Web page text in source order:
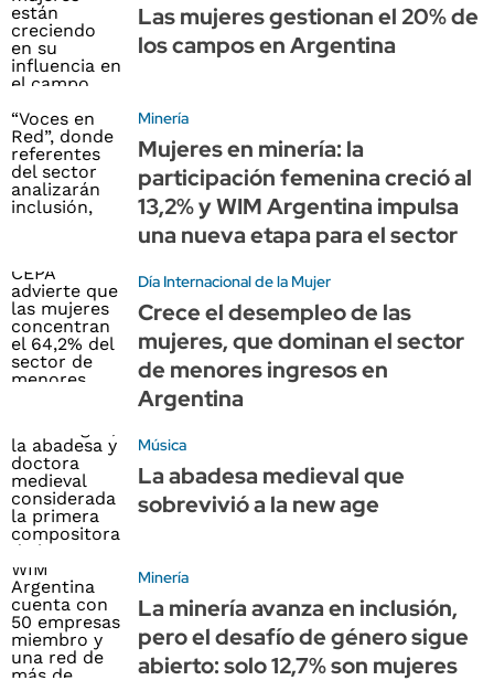
Las mujeres gestionan el 20% de
los campos en Argentina
Minería
Mujeres en minería: la
participación femenina creció al
13,2% y WIM Argentina impulsa
una nueva etapa para el sector
Día Internacional de la Mujer
Crece el desempleo de las
mujeres, que dominan el sector
de menores ingresos en
Argentina
Música
La abadesa medieval que
sobrevivió a la new age
Minería
La minería avanza en inclusión,
pero el desafío de género sigue
abierto: solo 12,7% son mujeres